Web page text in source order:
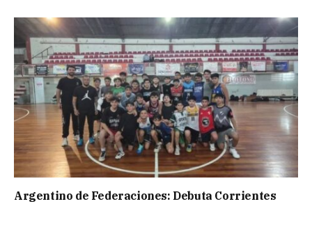
Argentino de Federaciones: Debuta Corrientes